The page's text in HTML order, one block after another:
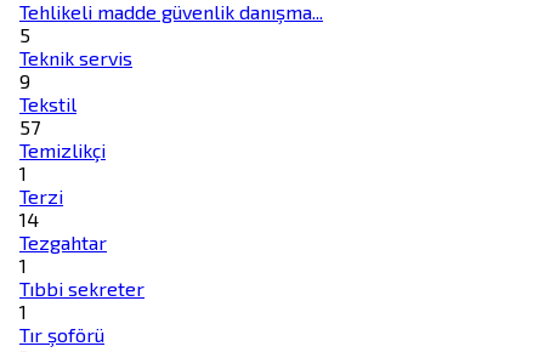
Tehlikeli madde güvenlik danışma...
5
Teknik servis
9
Tekstil
57
Temizlikçi
1
Terzi
14
Tezgahtar
1
Tıbbi sekreter
1
Tır şoförü